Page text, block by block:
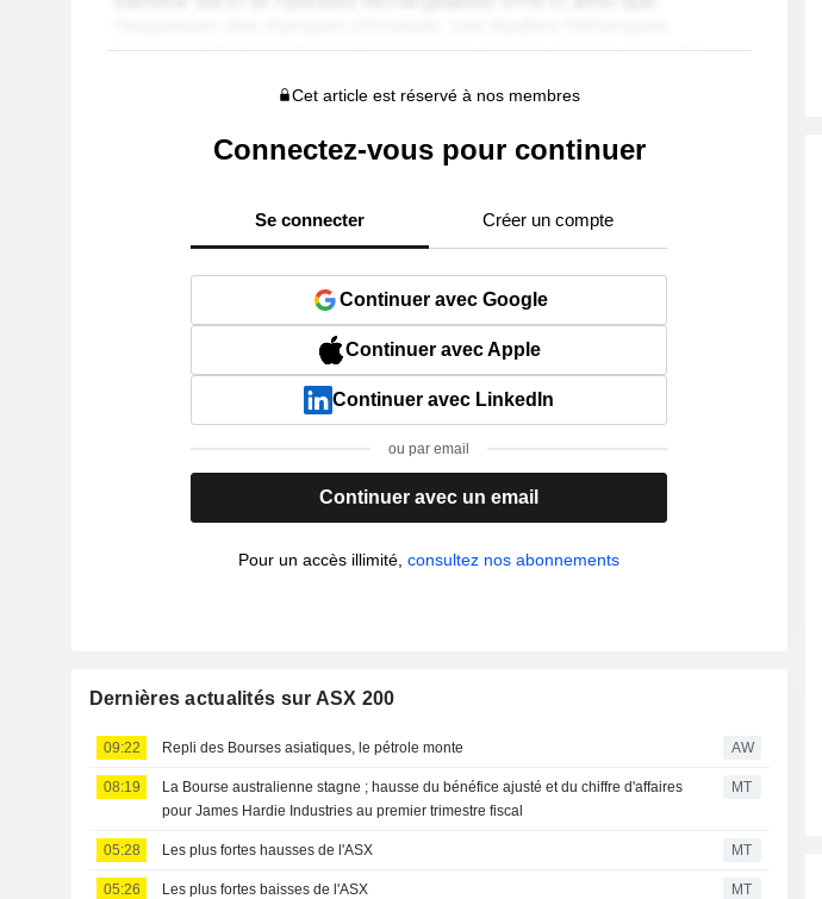
Cet article est réservé à nos membres
Connectez-vous pour continuer
Se connecter Créer un compte
Continuer avec Google
Continuer avec Apple
Continuer avec LinkedIn
ou par email
Continuer avec un email
Pour un accès illimité,consultez nos abonnements
Dernières actualités sur ASX 200
09:22 Repli des Bourses asiatiques, le pétrole monte AW
08:19
La Bourse australienne stagne ; hausse du bénéfice ajusté et du chiffre d'affaires
pour James Hardie Industries au premier trimestre fiscal
MT
05:28 Les plus fortes hausses de l'ASX MT
05:26 Les plus fortes baisses de l'ASX MT